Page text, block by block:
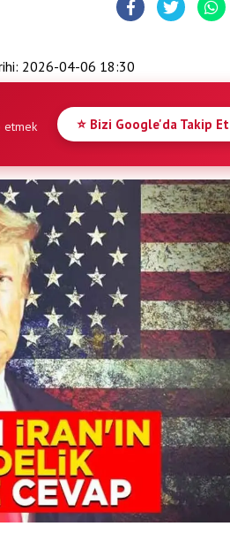
2026-04-06 18:30
etmek
⭐ Bizi Google'da Takip Et